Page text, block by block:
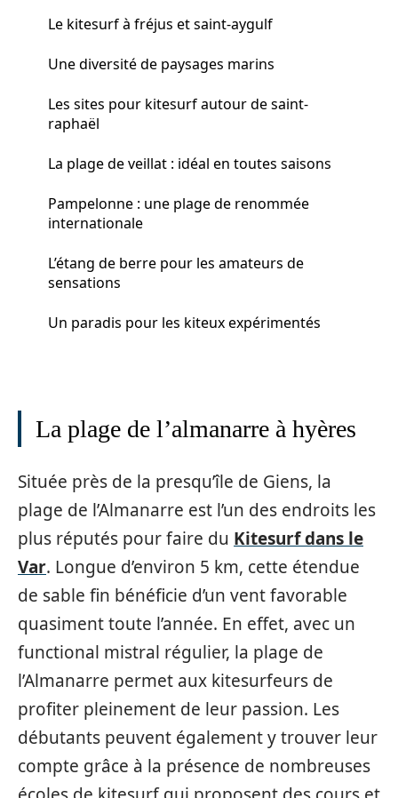
Le kitesurf à fréjus et saint-aygulf
Une diversité de paysages marins
Les sites pour kitesurf autour de saint-
raphaël
La plage de veillat : idéal en toutes saisons
Pampelonne : une plage de renommée
internationale
L’étang de berre pour les amateurs de
sensations
Un paradis pour les kiteux expérimentés
La plage de l’almanarre à hyères
Située près de la presqu’île de Giens, la
plage de l’Almanarre est l’un des endroits les
plus réputés pour faire du Kitesurf dans le
Var. Longue d’environ 5 km, cette étendue
de sable fin bénéficie d’un vent favorable
quasiment toute l’année. En effet, avec un
functional mistral régulier, la plage de
l’Almanarre permet aux kitesurfeurs de
profiter pleinement de leur passion. Les
débutants peuvent également y trouver leur
compte grâce à la présence de nombreuses